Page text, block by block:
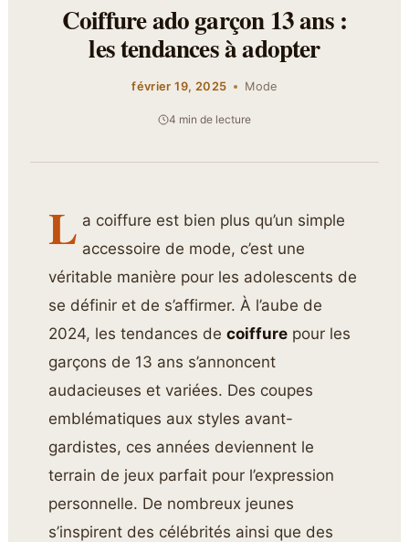
Coiffure ado garçon 13 ans :
les tendances à adopter
février 19, 2025 Mode
4 min de lecture
L a coiffure est bien plus qu’un simple
accessoire de mode, c’est une
véritable manière pour les adolescents de
se définir et de s’affirmer. À l’aube de
2024, les tendances decoiffure pour les
garçons de 13 ans s’annoncent
audacieuses et variées. Des coupes
emblématiques aux styles avant-
gardistes, ces années deviennent le
terrain de jeux parfait pour l’expression
personnelle. De nombreux jeunes
s’inspirent des célébrités ainsi que des